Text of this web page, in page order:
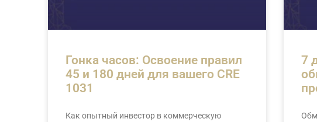
Гонка часов: Освоение правил
45 и 180 дней для вашего CRE
1031
Как опытный инвестор в коммерческую
7